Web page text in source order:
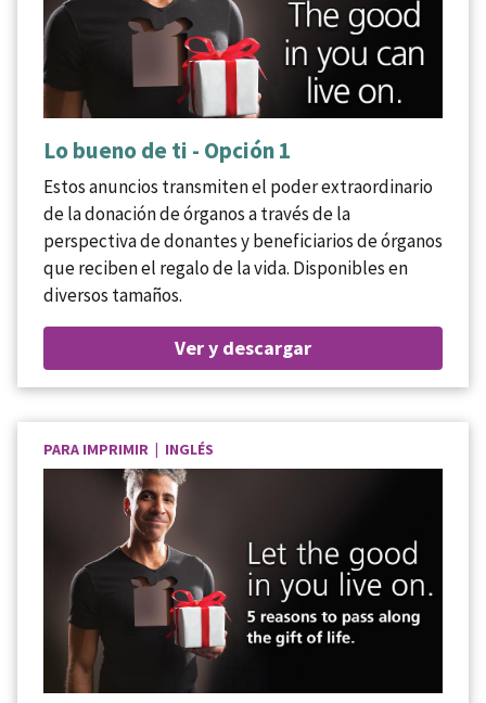
Lo bueno de ti - Opción 1
Estos anuncios transmiten el poder extraordinario
de la donación de órganos a través de la
perspectiva de donantes y beneficiarios de órganos
que reciben el regalo de la vida. Disponibles en
diversos tamaños.
Ver y descargar
PARA IMPRIMIR | INGLÉS